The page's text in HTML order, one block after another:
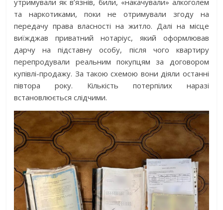
утримували як в’язнів, били, «накачували» алкоголем
та наркотиками, поки не отримували згоду на
передачу права власності на житло. Далі на місце
виїжджав приватний нотаріус, який оформлював
дарчу на підставну особу, після чого квартиру
перепродували реальним покупцям за договором
купівлі-продажу. За такою схемою вони діяли останні
півтора року. Кількість потерпілих наразі
встановлюється слідчими.